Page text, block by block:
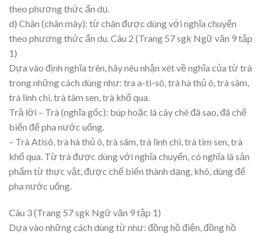
theo phương thức ẩn dụ.
d) Chân (chân mây): từ chân được dùng với nghĩa chuyển
theo phương thức ẩn du. Câu 2 (Trang 57 sgk Ngữ văn 9 tập
1)
Dựa vào định nghĩa trên, hãy nêu nhận xét về nghĩa của từ trà
trong những cách dùng như: tra a-ti-sô, trà hà thủ ô, trà sâm,
trà linh chi, trà tâm sen, trà khổ qua.
Trả lời – Trà (nghĩa gốc): búp hoặc lá cây chè đã sao, đã chế
biến để pha nước uống.
– Trà Atisô, trà hà thủ ô, trà sâm, trà linh chi, trà tim sen, trà
khổ qua. Từ trà được dùng với nghĩa chuyển, có nghĩa là sản
phẩm từ thực vật, được chế biến thành dạng, khô, dùng để
pha nước uống.
Câu 3 (Trang 57 sgk Ngữ văn 9 tập 1)
Dựa vào những cách dùng từ như: đồng hồ điện, đồng hồ